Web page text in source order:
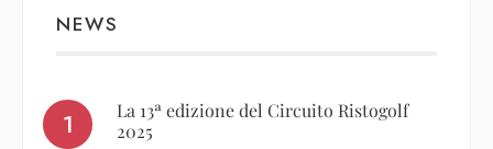
NEWS
La 13ª edizione del Circuito Ristogolf
2025